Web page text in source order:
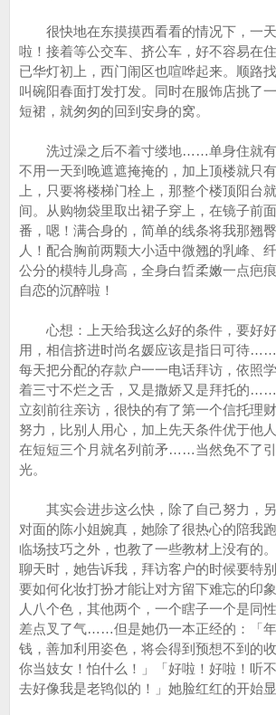
很快地在东摸摸西看看的情况下，一天
啦！接着等公交车、挤公车，好不容易在
已华灯初上，西门闹区也喧哗起来。顺路
叫碗阳春面打发打发。同时在服饰店挑了
短裙，就匆匆的回到安身的窝。
洗过澡之后不着寸缕地……单身住就有
不用一天到晚遮遮掩掩的，加上顶楼就只
上，只要将楼梯门栓上，那整个楼顶阳台
间。从购物袋里取出裙子穿上，在镜子前
番，嗯！满合身的，简单的线条将我那翘
人！配合胸前两颗大小适中微翘的乳峰、
公分的模特儿身高，全身白晢柔嫩一点疤
自恋的沉醉啦！
心想：上天给我这么好的条件，要好好
用，相信挤进时尚名媛应该是指日可待……
每天把分配的存款户一一电话拜访，依照
着三寸不烂之舌，又是撒娇又是拜托的
立刻前往亲访，很快的有了第一个信托理
努力，比别人用心，加上先天条件优于他
在短短三个月就名列前矛……当然免不了
光。
其实会进步这么快，除了自己努力，另
对面的陈小姐婉真，她除了很热心的陪我
临场技巧之外，也教了一些教材上没有的
聊天时，她告诉我，拜访客户的时候要特
要如何化妆打扮才能让对方留下难忘的印
人八个色，其他两个，一个瞎子一个是同
差点叉了气……但是她仍一本正经的：「
钱，善加利用姿色，将会得到预想不到的
你当妓女！怕什么！」「好啦！好啦！
去好像我是老鸨似的！」她脸红红的开始显